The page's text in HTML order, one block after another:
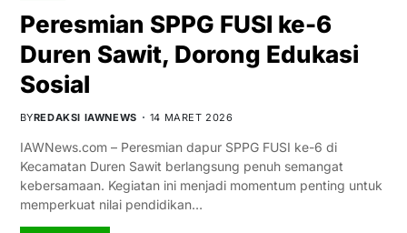
Peresmian SPPG FUSI ke-6
Duren Sawit, Dorong Edukasi
Sosial
BYREDAKSI IAWNEWS 14 MARET 2026
IAWNews.com – Peresmian dapur SPPG FUSI ke-6 di
Kecamatan Duren Sawit berlangsung penuh semangat
kebersamaan. Kegiatan ini menjadi momentum penting untuk
memperkuat nilai pendidikan…